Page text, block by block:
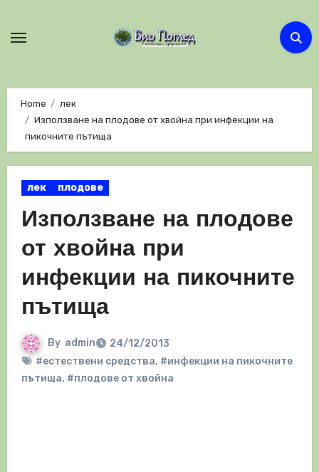
Home
лек
Използване на плодове от хвойна при инфекции на
пикочните пътища
лек плодове
Използване на плодове
от хвойна при
инфекции на пикочните
пътища
By admin
24/12/2013
#естествени средства, #инфекции на пикочните
пътища, #плодове от хвойна